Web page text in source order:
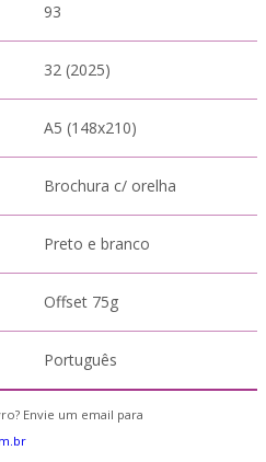
93
32 (2025)
A5 (148x210)
Brochura c/ orelha
Preto e branco
Offset 75g
Português
Envie um email para